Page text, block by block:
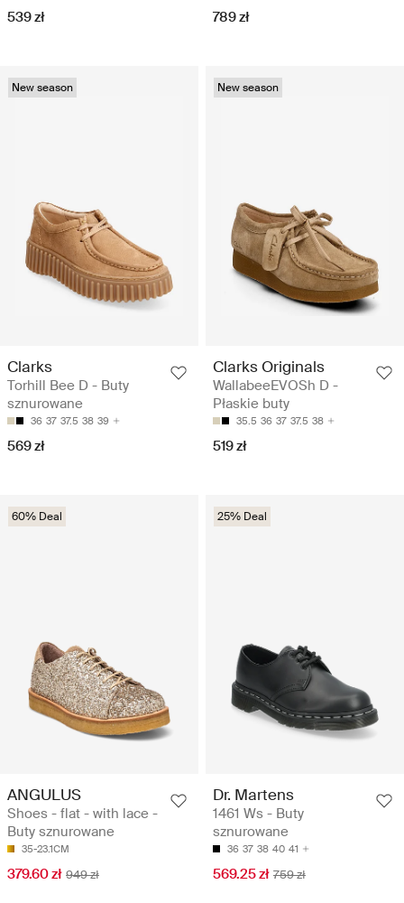
539 zł 789 zł
New season
Clarks
Torhill Bee D - Buty
sznurowane
36 37 37.5 38 39
569 zł
New season
Clarks Originals
WallabeeEVOSh D -
Płaskie buty
35.5 36 37 37.5 38
519 zł
60% Deal
ANGULUS
Shoes - flat - with lace -
Buty sznurowane
35-23.1CM
379.60 zł 949 zł
25% Deal
Dr. Martens
1461 Ws - Buty
sznurowane
36 37 38 40 41
569.25 zł 759 zł